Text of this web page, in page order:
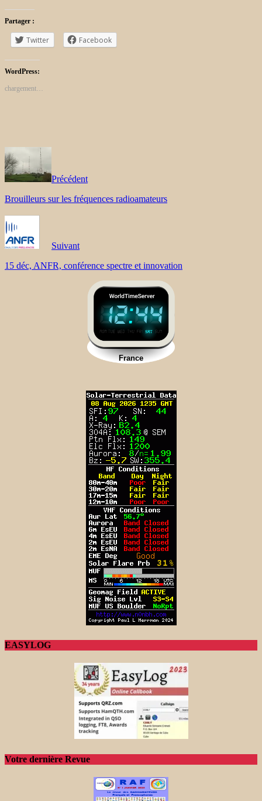
Partager :
Twitter Facebook
WordPress:
chargement…
Précédent
Brouilleurs sur les fréquences radioamateurs
Suivant
15 déc, ANFR, conférence spectre et innovation
EASYLOG
Votre dernière Revue